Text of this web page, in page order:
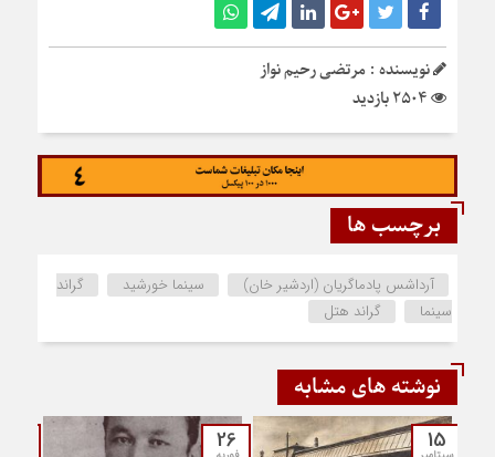
نویسنده : مرتضی رحیم نواز
برچسب ها
آرداشس پادماگریان (اردشیر خان) سینما خورشید
گراند
سینما
گراند هتل
نوشته های مشابه
15
26